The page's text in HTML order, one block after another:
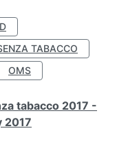
TABACCO
OMS
tabacco 2017 -
2017